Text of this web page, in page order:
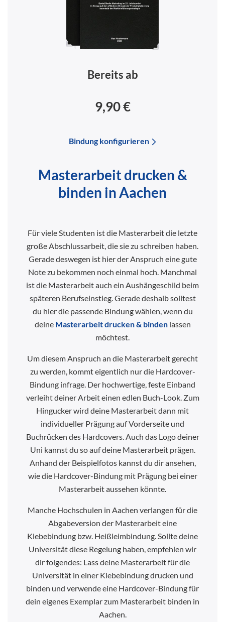
Bereits ab
9,90 €
Bindung konfigurieren
Masterarbeit drucken &
binden in Aachen
Für viele Studenten ist die Masterarbeit die letzte
große Abschlussarbeit, die sie zu schreiben haben.
Gerade deswegen ist hier der Anspruch eine gute
Note zu bekommen noch einmal hoch. Manchmal
ist die Masterarbeit auch ein Aushängeschild beim
späteren Berufseinstieg. Gerade deshalb solltest
du hier die passende Bindung wählen, wenn du
deine Masterarbeit drucken & bindenlassen
möchtest.
Um diesem Anspruch an die Masterarbeit gerecht
zu werden, kommt eigentlich nur die Hardcover-
Bindung infrage. Der hochwertige, feste Einband
verleiht deiner Arbeit einen edlen Buch-Look. Zum
Hingucker wird deine Masterarbeit dann mit
individueller Prägung auf Vorderseite und
Buchrücken des Hardcovers. Auch das Logo deiner
Uni kannst du so auf deine Masterarbeit prägen.
Anhand der Beispielfotos kannst du dir ansehen,
wie die Hardcover-Bindung mit Prägung bei einer
Masterarbeit aussehen könnte.
Manche Hochschulen in Aachen verlangen für die
Abgabeversion der Masterarbeit eine
Klebebindung bzw. Heißleimbindung. Sollte deine
Universität diese Regelung haben, empfehlen wir
dir folgendes: Lass deine Masterarbeit für die
Universität in einer Klebebindung drucken und
binden und verwende eine Hardcover-Bindung für
dein eigenes Exemplar zum Masterarbeit binden in
Aachen.